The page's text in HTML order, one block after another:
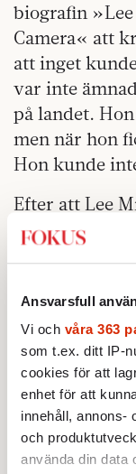
Ansvarsfull
Vi och våra 363
som t.ex. ditt IP-
cookies för att
enhet för att
innehåll, annons-
och
använda din data
biografin
Camera« att
att inget
var inte
på landet.
men när hon
Hon kunde
Efter att Lee
1977
60 000
konstnärskap.
vackert
Utställningen
öppnar den 8
Stockholm.